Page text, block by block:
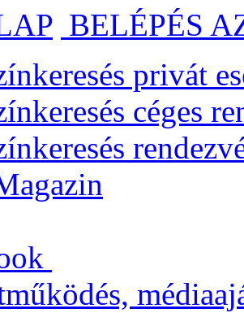
BELÉPÉS
privát
céges